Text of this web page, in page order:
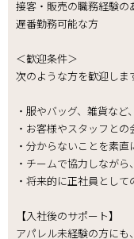
接客・販売の職務経験の
遅番勤務可能な方
＜歓迎条件＞
次のような方を歓迎しま
・服やバッグ、雑貨な
・お客様やスタッフと
・分からないことを素
・チームで協力しなが
・将来的に正社員とし
【入社後のサポート】
アパレル未経験の方に